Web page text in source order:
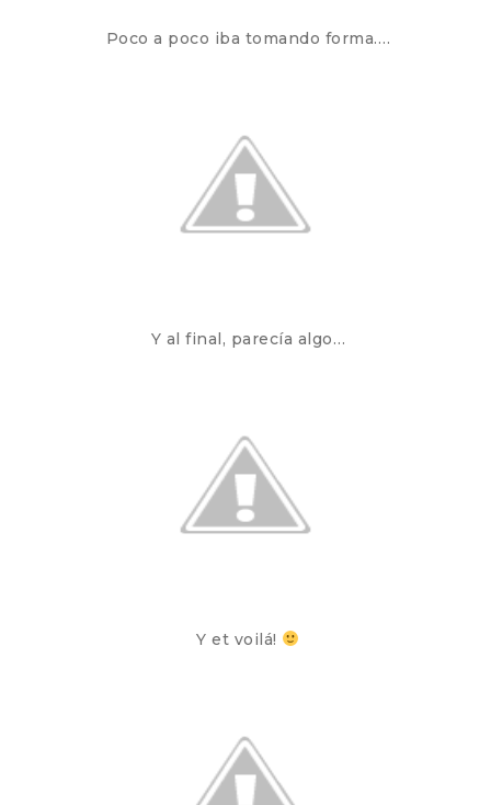
Poco a poco iba tomando forma….
Y al final, parecía algo…
Y et voilá!